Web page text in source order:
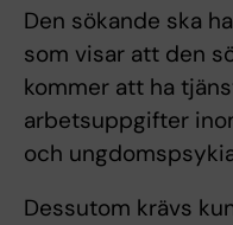
Den sökande ska
som visar att den
kommer att ha
arbetsuppgifter
och
Dessutom krävs